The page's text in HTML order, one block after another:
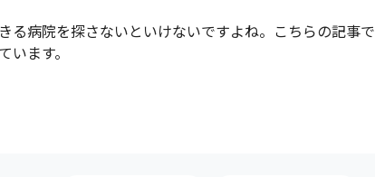
病院を探さないといけないですよね。こちらの記事で
ます。